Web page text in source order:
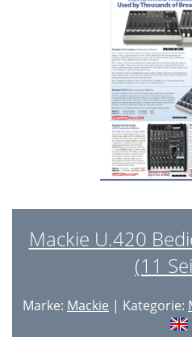
Mackie U.420
(11
Marke: Mackie | Kategorie: